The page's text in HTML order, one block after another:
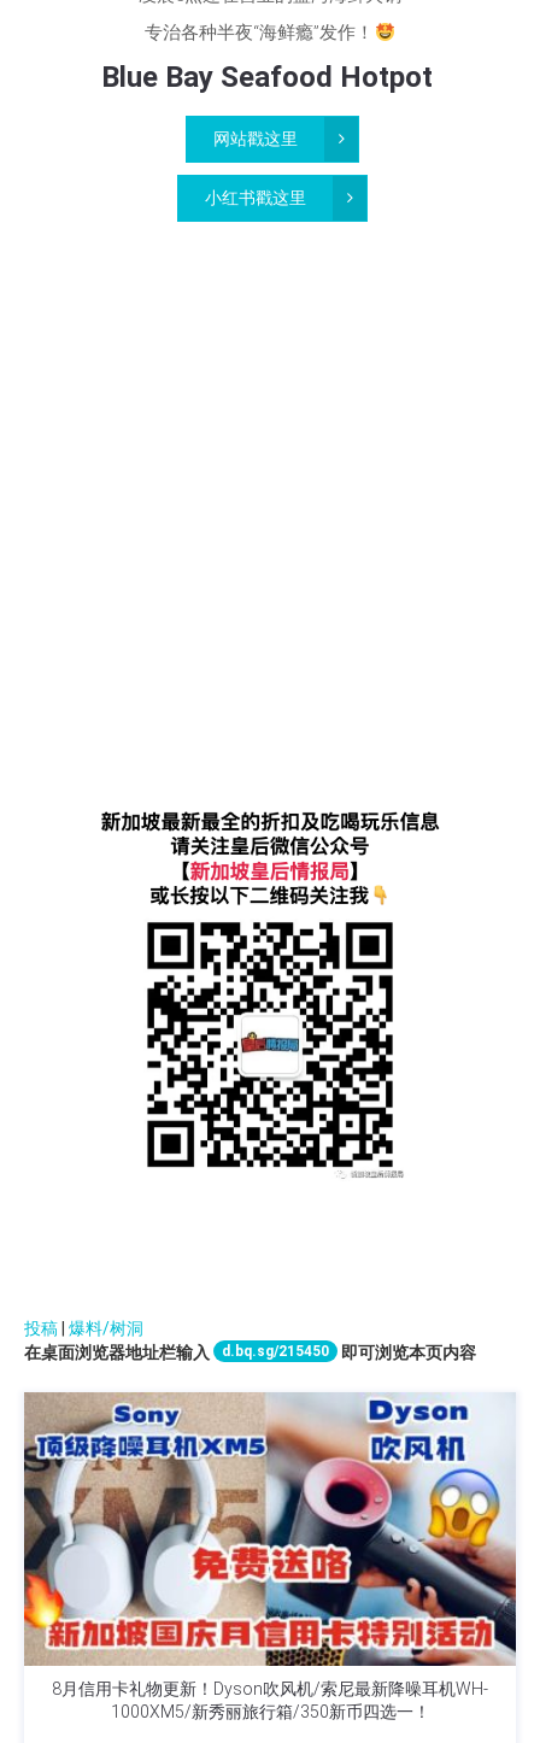
专治各种半夜“海鲜瘾”发作！
Blue Bay Seafood Hotpot
网站戳这里
小红书戳这里
投稿 爆料/树洞
在桌面浏览器地址栏输入
d.bq.sg/215450 即可浏览本页内容
8月信用卡礼物更新！Dyson吹风机/索尼最新降噪耳机WH-
1000XM5/新秀丽旅行箱/350新币四选一！